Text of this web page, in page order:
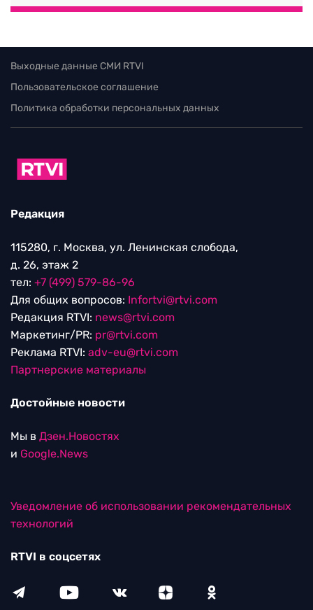
Выходные данные СМИ RTVI
Пользовательское соглашение
Политика обработки персональных данных
Редакция
115280, г. Москва, ул. Ленинская слобода,
д. 26, этаж 2
тел: +7 (499) 579-86-96
Для общих вопросов: Infortvi@rtvi.com
Редакция RTVI: news@rtvi.com
Маркетинг/PR: pr@rtvi.com
Реклама RTVI: adv-eu@rtvi.com
Партнерские материалы
Достойные новости
Мы в Дзен.Новостях
и Google.News
Уведомление об использовании рекомендательных
технологий
RTVI в соцсетях